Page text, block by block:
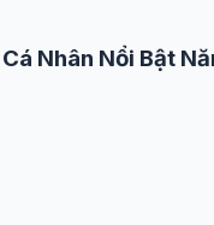
Nhân Nổi Bật